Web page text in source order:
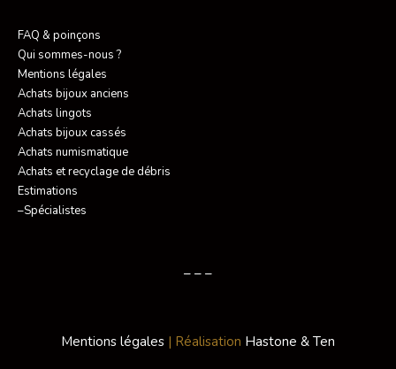
FAQ & poinçons
Qui sommes-nous ?
Mentions légales
Achats bijoux anciens
Achats lingots
Achats bijoux cassés
Achats numismatique
Achats et recyclage de débris
Estimations
–Spécialistes
– – –
Mentions légales | Réalisation Hastone & Ten